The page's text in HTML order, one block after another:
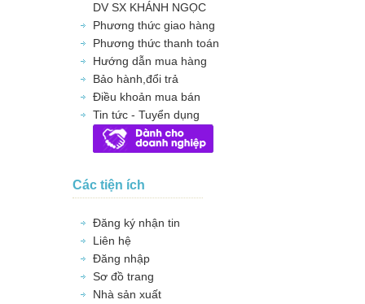
DV SX KHÁNH NGỌC
Phương thức giao hàng
Phương thức thanh toán
Hướng dẫn mua hàng
Bảo hành,đổi trả
Điều khoản mua bán
Tin tức - Tuyển dụng
Các tiện ích
Đăng ký nhận tin
Liên hệ
Đăng nhập
Sơ đồ trang
Nhà sản xuất